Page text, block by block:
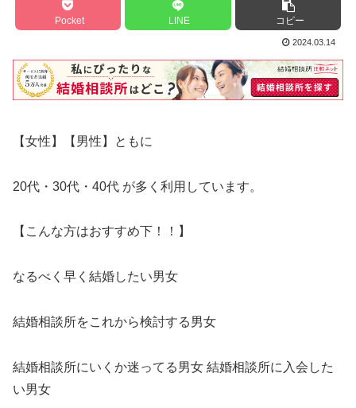
Pocket LINE コピー
2024.03.14
【女性】【男性】ともに
20代・30代・40代 が多く利用しています。
【こんな方はおすすめ下！！】
なるべく早く結婚したい男女
結婚相談所をこれから検討する男女
結婚相談所にいくか迷ってる男女 結婚相談所に入会した
い男女